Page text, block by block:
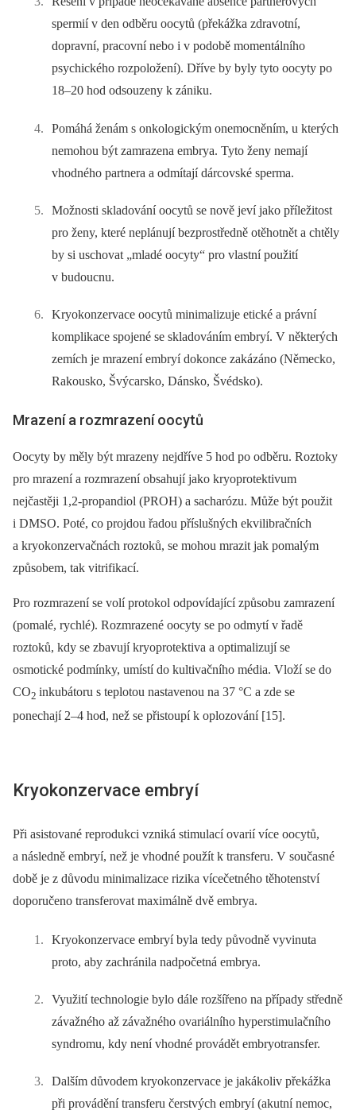
spermií v den odběru oocytů (překážka zdravotní,
dopravní, pracovní nebo i v podobě momentálního
psychického rozpoložení). Dříve by byly tyto oocyty po
18–20 hod odsouzeny k zániku.
Pomáhá ženám s onkologickým onemocněním, u kterých
nemohou být zamrazena embrya. Tyto ženy nemají
vhodného partnera a odmítají dárcovské sperma.
Možnosti skladování oocytů se nově jeví jako příležitost
pro ženy, které neplánují bezprostředně otě­hotnět a chtěly
by si uschovat „mladé oocyty“ pro vlastní použití
v budoucnu.
Kryokonzervace oocytů minimalizuje etické a právní
komplikace spojené se skladováním embryí. V některých
zemích je mrazení embryí dokonce zakázáno (Německo,
Rakousko, Švýcarsko, Dánsko, Švédsko).
Mrazení a rozmrazení oocytů
Oocyty by měly být mrazeny nejdříve 5 hod po odběru. Roztoky
pro mrazení a rozmrazení obsahují jako kryoprotektivum
nejčastěji 1,2-propandiol (PROH) a sacharózu. Může být použit
i DMSO. Poté, co projdou řadou příslušných ekvilibračních
a kryokonzervačnách roztoků, se mohou mrazit jak pomalým
způsobem, tak vitrifikací.
Pro rozmrazení se volí protokol odpovídající způsobu zamrazení
(pomalé, rychlé). Rozmrazené oocyty se po odmytí v řadě
roztoků, kdy se zbavují kryoprotektiva a optimalizují se
osmotické podmínky, umístí do kultivačního média. Vloží se do
CO2 inkubátoru s teplotou nastavenou na 37 °C a zde se
ponechají 2–4 hod, než se přistoupí k oplozování [15].
Kryokonzervace embryí
Při asistované reprodukci vzniká stimulací ovarií více oocytů,
a následně embryí, než je vhodné použít k transferu. V současné
době je z důvodu minimalizace rizika vícečetného těhotenství
doporučeno transferovat maximálně dvě embrya.
Kryokonzervace embryí byla tedy původně vyvinuta
proto, aby zachránila nadpočetná embrya.
Využití technologie bylo dále rozšířeno na případy středně
závažného až závažného ovariálního hyper­stimulačního
syndromu, kdy není vhodné provádět embryotransfer.
Dalším důvodem kryokonzervace je jakákoliv překážka
při provádění transferu čerstvých embryí (akutní nemoc,